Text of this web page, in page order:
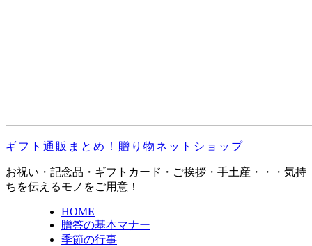
ギフト通販まとめ！贈り物ネットショップ
お祝い・記念品・ギフトカード・ご挨拶・手土産・・・気持
ちを伝えるモノをご用意！
HOME
贈答の基本マナー
季節の行事